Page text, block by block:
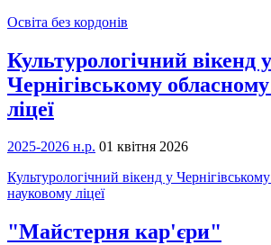
Освіта без кордонів
Культурологічний вікенд у
Чернігівському
ліцеї
2025-2026 н.р. 01 квітня 2026
Культурологічний вікенд у
науковому ліцеї
"Майстерня кар'єри"